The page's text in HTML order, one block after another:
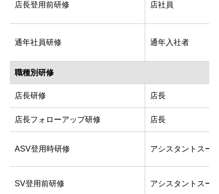
店長登用前研修 店社員
通年社員研修 通年入社者
職種別研修
店長研修 店長
店長フォローアップ研修 店長
ASV登用時研修 アシスタントスー
SV登用前研修 アシスタントスー